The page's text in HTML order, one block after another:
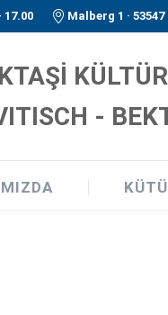
17.00 Malberg 1 ·
-